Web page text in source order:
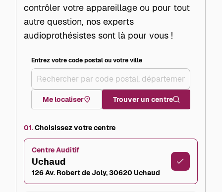
contrôler votre appareillage ou pour tout
autre question, nos experts
audioprothésistes sont là pour vous !
Entrez votre code postal ou votre ville
Me localiser Trouver un centre
01.Choisissez votre centre
Centre Auditif
Uchaud
126 Av. Robert de Joly, 30620 Uchaud